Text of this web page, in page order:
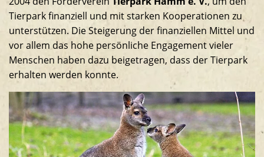
Südamerikaanlage
Tierpark finanziell und mit starken Kooperationen zu
unterstützen. Die Steigerung der finanziellen Mittel und
vor allem das hohe persönliche Engagement vieler
Menschen haben dazu beigetragen, dass der Tierpark
erhalten werden konnte.